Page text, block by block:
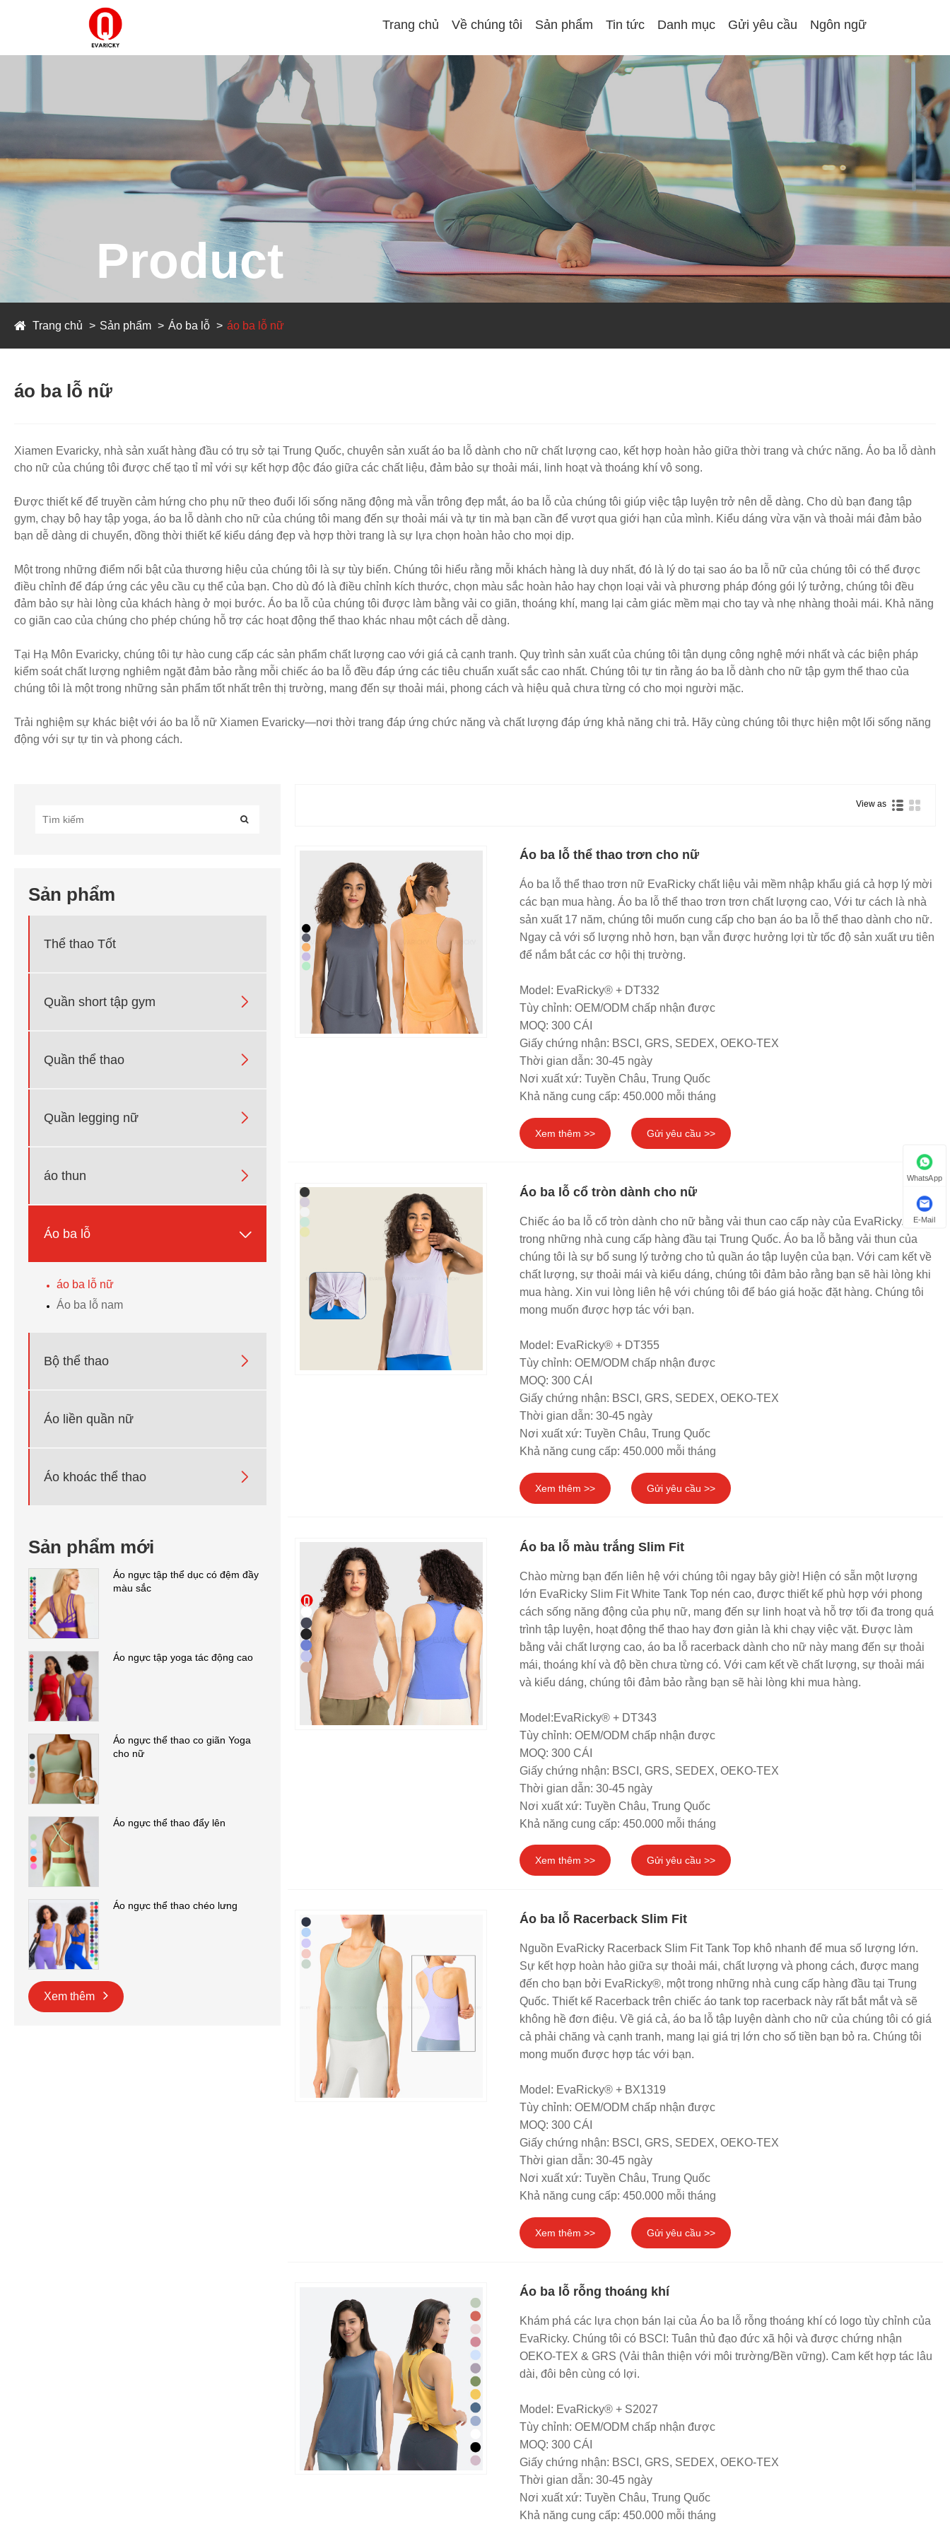
Trang chủ Về chúng tôi Sản phẩm Tin tức Danh mục Gửi yêu cầu Ngôn ngữ
Product
Trang chủ Sản phẩm Áo ba lỗ áo ba lỗ nữ
áo ba lỗ nữ
Xiamen Evaricky, nhà sản xuất hàng đầu có trụ sở tại Trung Quốc, chuyên sản xuất áo ba lỗ dành cho nữ chất lượng cao, kết hợp hoàn hảo giữa thời trang và chức năng. Áo ba lỗ dành
cho nữ của chúng tôi được chế tạo tỉ mỉ với sự kết hợp độc đáo giữa các chất liệu, đảm bảo sự thoải mái, linh hoạt và thoáng khí vô song.
Được thiết kế để truyền cảm hứng cho phụ nữ theo đuổi lối sống năng động mà vẫn trông đẹp mắt, áo ba lỗ của chúng tôi giúp việc tập luyện trở nên dễ dàng. Cho dù bạn đang tập
gym, chạy bộ hay tập yoga, áo ba lỗ dành cho nữ của chúng tôi mang đến sự thoải mái và tự tin mà bạn cần để vượt qua giới hạn của mình. Kiểu dáng vừa vặn và thoải mái đảm bảo
bạn dễ dàng di chuyển, đồng thời thiết kế kiểu dáng đẹp và hợp thời trang là sự lựa chọn hoàn hảo cho mọi dịp.
Một trong những điểm nổi bật của thương hiệu của chúng tôi là sự tùy biến. Chúng tôi hiểu rằng mỗi khách hàng là duy nhất, đó là lý do tại sao áo ba lỗ nữ của chúng tôi có thể được
điều chỉnh để đáp ứng các yêu cầu cụ thể của bạn. Cho dù đó là điều chỉnh kích thước, chọn màu sắc hoàn hảo hay chọn loại vải và phương pháp đóng gói lý tưởng, chúng tôi đều
đảm bảo sự hài lòng của khách hàng ở mọi bước. Áo ba lỗ của chúng tôi được làm bằng vải co giãn, thoáng khí, mang lại cảm giác mềm mại cho tay và nhẹ nhàng thoải mái. Khả năng
co giãn cao của chúng cho phép chúng hỗ trợ các hoạt động thể thao khác nhau một cách dễ dàng.
Tại Hạ Môn Evaricky, chúng tôi tự hào cung cấp các sản phẩm chất lượng cao với giá cả cạnh tranh. Quy trình sản xuất của chúng tôi tận dụng công nghệ mới nhất và các biện pháp
kiểm soát chất lượng nghiêm ngặt đảm bảo rằng mỗi chiếc áo ba lỗ đều đáp ứng các tiêu chuẩn xuất sắc cao nhất. Chúng tôi tự tin rằng áo ba lỗ dành cho nữ tập gym thể thao của
chúng tôi là một trong những sản phẩm tốt nhất trên thị trường, mang đến sự thoải mái, phong cách và hiệu quả chưa từng có cho mọi người mặc.
Trải nghiệm sự khác biệt với áo ba lỗ nữ Xiamen Evaricky—nơi thời trang đáp ứng chức năng và chất lượng đáp ứng khả năng chi trả. Hãy cùng chúng tôi thực hiện một lối sống năng
động với sự tự tin và phong cách.
Sản phẩm
Thể thao Tốt
Quần short tập gym 
Quần thể thao 
Quần legging nữ 
áo thun 
Áo ba lỗ 
áo ba lỗ nữ
Áo ba lỗ nam
Bộ thể thao 
Áo liền quần nữ
Áo khoác thể thao 
Sản phẩm mới
Áo ngực tập thể dục có đệm đầy
màu sắc
Áo ngực tập yoga tác động cao
Áo ngực thể thao co giãn Yoga
cho nữ
Áo ngực thể thao đẩy lên
Áo ngực thể thao chéo lưng
Xem thêm
View as
Áo ba lỗ thể thao trơn cho nữ
Áo ba lỗ thể thao trơn nữ EvaRicky chất liệu vải mềm nhập khẩu giá cả hợp lý mời
các bạn mua hàng. Áo ba lỗ thể thao trơn trơn chất lượng cao, Với tư cách là nhà
sản xuất 17 năm, chúng tôi muốn cung cấp cho bạn áo ba lỗ thể thao dành cho nữ.
Ngay cả với số lượng nhỏ hơn, bạn vẫn được hưởng lợi từ tốc độ sản xuất ưu tiên
để nắm bắt các cơ hội thị trường.
Model: EvaRicky® + DT332
Tùy chỉnh: OEM/ODM chấp nhận được
MOQ: 300 CÁI
Giấy chứng nhận: BSCI, GRS, SEDEX, OEKO-TEX
Thời gian dẫn: 30-45 ngày
Nơi xuất xứ: Tuyền Châu, Trung Quốc
Khả năng cung cấp: 450.000 mỗi tháng
Xem thêm >> Gửi yêu cầu >>
Áo ba lỗ cổ tròn dành cho nữ
Chiếc áo ba lỗ cổ tròn dành cho nữ bằng vải thun cao cấp này của EvaRicky. Một
trong những nhà cung cấp hàng đầu tại Trung Quốc. Áo ba lỗ bằng vải thun của
chúng tôi là sự bổ sung lý tưởng cho tủ quần áo tập luyện của bạn. Với cam kết về
chất lượng, sự thoải mái và kiểu dáng, chúng tôi đảm bảo rằng bạn sẽ hài lòng khi
mua hàng. Xin vui lòng liên hệ với chúng tôi để báo giá hoặc đặt hàng. Chúng tôi
mong muốn được hợp tác với bạn.
Model: EvaRicky® + DT355
Tùy chỉnh: OEM/ODM chấp nhận được
MOQ: 300 CÁI
Giấy chứng nhận: BSCI, GRS, SEDEX, OEKO-TEX
Thời gian dẫn: 30-45 ngày
Nơi xuất xứ: Tuyền Châu, Trung Quốc
Khả năng cung cấp: 450.000 mỗi tháng
Xem thêm >> Gửi yêu cầu >>
Áo ba lỗ màu trắng Slim Fit
Chào mừng bạn đến liên hệ với chúng tôi ngay bây giờ! Hiện có sẵn một lượng
lớn EvaRicky Slim Fit White Tank Top nén cao, được thiết kế phù hợp với phong
cách sống năng động của phụ nữ, mang đến sự linh hoạt và hỗ trợ tối đa trong quá
trình tập luyện, hoạt động thể thao hay đơn giản là khi chạy việc vặt. Được làm
bằng vải chất lượng cao, áo ba lỗ racerback dành cho nữ này mang đến sự thoải
mái, thoáng khí và độ bền chưa từng có. Với cam kết về chất lượng, sự thoải mái
và kiểu dáng, chúng tôi đảm bảo rằng bạn sẽ hài lòng khi mua hàng.
Model:EvaRicky® + DT343
Tùy chỉnh: OEM/ODM chấp nhận được
MOQ: 300 CÁI
Giấy chứng nhận: BSCI, GRS, SEDEX, OEKO-TEX
Thời gian dẫn: 30-45 ngày
Nơi xuất xứ: Tuyền Châu, Trung Quốc
Khả năng cung cấp: 450.000 mỗi tháng
Xem thêm >> Gửi yêu cầu >>
Áo ba lỗ Racerback Slim Fit
Nguồn EvaRicky Racerback Slim Fit Tank Top khô nhanh để mua số lượng lớn.
Sự kết hợp hoàn hảo giữa sự thoải mái, chất lượng và phong cách, được mang
đến cho bạn bởi EvaRicky®, một trong những nhà cung cấp hàng đầu tại Trung
Quốc. Thiết kế Racerback trên chiếc áo tank top racerback này rất bắt mắt và sẽ
không hề đơn điệu. Về giá cả, áo ba lỗ tập luyện dành cho nữ của chúng tôi có giá
cả phải chăng và cạnh tranh, mang lại giá trị lớn cho số tiền bạn bỏ ra. Chúng tôi
mong muốn được hợp tác với bạn.
Model: EvaRicky® + BX1319
Tùy chỉnh: OEM/ODM chấp nhận được
MOQ: 300 CÁI
Giấy chứng nhận: BSCI, GRS, SEDEX, OEKO-TEX
Thời gian dẫn: 30-45 ngày
Nơi xuất xứ: Tuyền Châu, Trung Quốc
Khả năng cung cấp: 450.000 mỗi tháng
Xem thêm >> Gửi yêu cầu >>
Áo ba lỗ rỗng thoáng khí
Khám phá các lựa chọn bán lại của Áo ba lỗ rỗng thoáng khí có logo tùy chỉnh của
EvaRicky. Chúng tôi có BSCI: Tuân thủ đạo đức xã hội và được chứng nhận
OEKO-TEX & GRS (Vải thân thiện với môi trường/Bền vững). Cam kết hợp tác lâu
dài, đôi bên cùng có lợi.
Model: EvaRicky® + S2027
Tùy chỉnh: OEM/ODM chấp nhận được
MOQ: 300 CÁI
Giấy chứng nhận: BSCI, GRS, SEDEX, OEKO-TEX
Thời gian dẫn: 30-45 ngày
Nơi xuất xứ: Tuyền Châu, Trung Quốc
Khả năng cung cấp: 450.000 mỗi tháng
WhatsApp
E-Mail